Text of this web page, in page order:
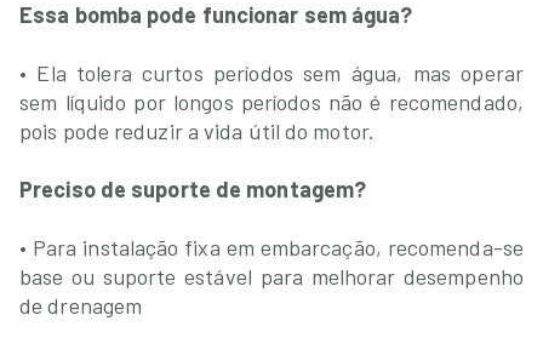
Essa bomba pode funcionar sem água?
• Ela tolera curtos períodos sem água, mas operar
sem líquido por longos períodos não é recomendado,
pois pode reduzir a vida útil do motor.
Preciso de suporte de montagem?
• Para instalação fixa em embarcação, recomenda-se
base ou suporte estável para melhorar desempenho
de drenagem